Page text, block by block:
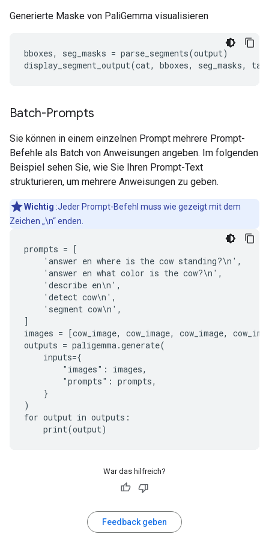
Generierte Maske von PaliGemma visualisieren
bboxes, seg_masks = parse_segments(output)
Batch-Prompts
Sie können in einem einzelnen Prompt mehrere Prompt-
Befehle als Batch von Anweisungen angeben. Im folgenden
Beispiel sehen Sie, wie Sie Ihren Prompt-Text
strukturieren, um mehrere Anweisungen zu geben.
Wichtig :Jeder Prompt-Befehl muss wie gezeigt mit dem
Zeichen „\n“ enden.
prompts = [
    'answer en where is the cow standing?\n',
    'answer en what color is the cow?\n',
    'describe en\n',
    'detect cow\n',
    'segment cow\n',
]
images = [cow_image, cow_image, cow_image,
outputs = paligemma.generate(
    inputs={
        "images": images,
        "prompts": prompts,
    }
)
for output in outputs:
War das hilfreich?
Feedback geben